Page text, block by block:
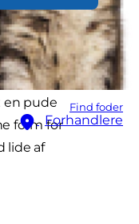
Find foder
Forhandlere
tyve
og når du
en pude
form for
lide af